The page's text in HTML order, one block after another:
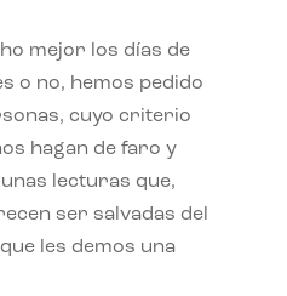
mejor los días de
o no, hemos pedido
cuyo criterio
hagan de faro y
lecturas que,
ser salvadas del
les demos una